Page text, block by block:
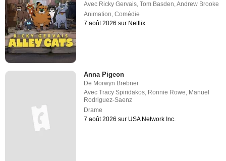
Avec Ricky Gervais,Tom Basden,Andrew Brooke
Animation,Comédie
7 août 2026 sur Netflix
Anna Pigeon
De Morwyn Brebner
AvecTracy Spiridakos Ronnie Rowe Manuel
Rodriguez-Saenz
Drame
7 août 2026 sur USA Network Inc.